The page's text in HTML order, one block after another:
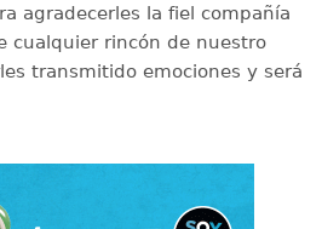
agradecerles la fiel compañía
cualquier rincón de nuestro
transmitido emociones y será